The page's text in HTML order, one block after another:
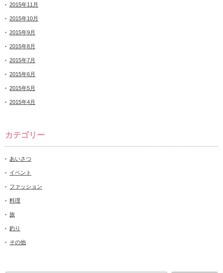
2015年11月
2015年10月
2015年9月
2015年8月
2015年7月
2015年6月
2015年5月
2015年4月
カテゴリー
あいさつ
イベント
ファッション
料理
旅
釣り
その他